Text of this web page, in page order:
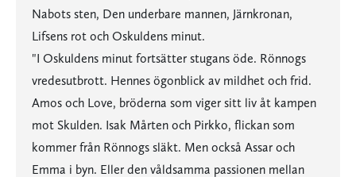
Nabots sten, Den underbare mannen, Järnkronan,
Lifsens rot och Oskuldens minut.
"I Oskuldens minut fortsätter stugans öde. Rönnogs
vredesutbrott. Hennes ögonblick av mildhet och frid.
Amos och Love, bröderna som viger sitt liv åt kampen
mot Skulden. Isak Mårten och Pirkko, flickan som
kommer från Rönnogs släkt. Men också Assar och
Emma i byn. Eller den våldsamma passionen mellan